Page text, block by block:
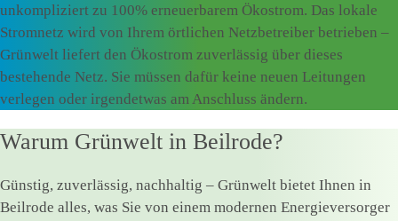
unkompliziert zu 100% erneuerbarem Ökostrom. Das lokale
Stromnetz wird von Ihrem örtlichen Netzbetreiber betrieben –
Grünwelt liefert den Ökostrom zuverlässig über dieses
bestehende Netz. Sie müssen dafür keine neuen Leitungen
verlegen oder irgendetwas am Anschluss ändern.
Warum Grünwelt in Beilrode?
Günstig, zuverlässig, nachhaltig – Grünwelt bietet Ihnen in
Beilrode alles, was Sie von einem modernen Energieversorger